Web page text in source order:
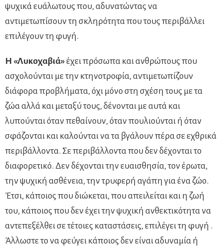
ψυχικά ευάλωτους που, αδυνατώντας να
αντιμετωπίσουν τη σκληρότητα που τους περιβάλλει
επιλέγουν τη φυγή.
Η «Λυκοχαβιά»έχει πρόσωπα και ανθρώπους που
ασχολούνται με την κτηνοτροφία, αντιμετωπίζουν
διάφορα προβλήματα, όχι μόνο στη σχέση τους με τα
ζώα αλλά και μεταξύ τους, δένονται με αυτά και
λυπούνται όταν πεθαίνουν, όταν πουλιούνται ή όταν
σφάζονται και καλούνται να τα βγάλουν πέρα σε εχθρικά
περιβάλλοντα. Σε περιβάλλοντα που δεν δέχονται το
διαφορετικό. Δεν δέχονται την ευαισθησία, τον έρωτα,
την ψυχική ασθένεια, την τρυφερή αγάπη για ένα ζώο.
Έτσι, κάποιος που διώκεται, που απειλείται και η ζωή
του, κάποιος που δεν έχει την ψυχική ανθεκτικότητα να
αντεπεξέλθει σε τέτοιες καταστάσεις, επιλέγει τη φυγή .
Άλλωστε το να φεύγει κάποιος δεν είναι αδυναμία ή